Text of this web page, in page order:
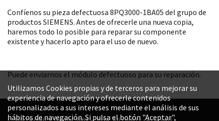
Confíenos su pieza defectuosa 8PQ3000-1BA05 del grupo de
productos SIEMENS. Antes de ofrecerle una nueva copia,
haremos todo lo posible para reparar su componente
existente y hacerlo apto para el uso de nuevo.
Puede enviarnos el módulo defectuoso para su reparación.
Utilizamos Cookies propias y de terceros para mejorar su
experiencia de navegación y ofrecerle contenidos
personalizados a sus intereses mediante el análisis de sus
hábitos de navegación. Si pulsa el botón "Aceptar",